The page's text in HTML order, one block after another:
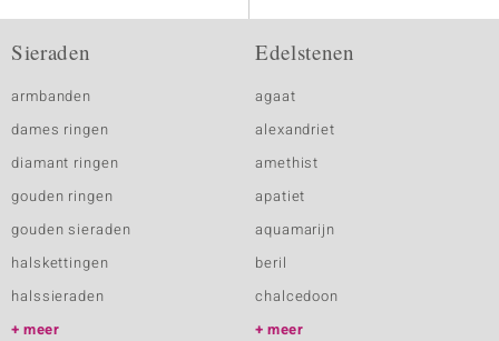
Sieraden
armbanden
dames ringen
diamant ringen
gouden ringen
gouden sieraden
halskettingen
halssieraden
meer
Edelstenen
agaat
alexandriet
amethist
apatiet
aquamarijn
beril
chalcedoon
meer